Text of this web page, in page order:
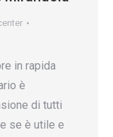
in rapida
è
di tutti
se è utile e